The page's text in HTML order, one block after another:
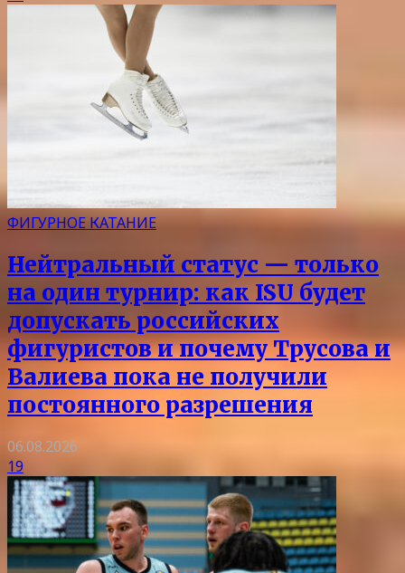
ФИГУРНОЕ КАТАНИЕ
Нейтральный статус — только
на один турнир: как ISU будет
допускать российских
фигуристов и почему Трусова и
Валиева пока не получили
постоянного разрешения
06.08.2026
19